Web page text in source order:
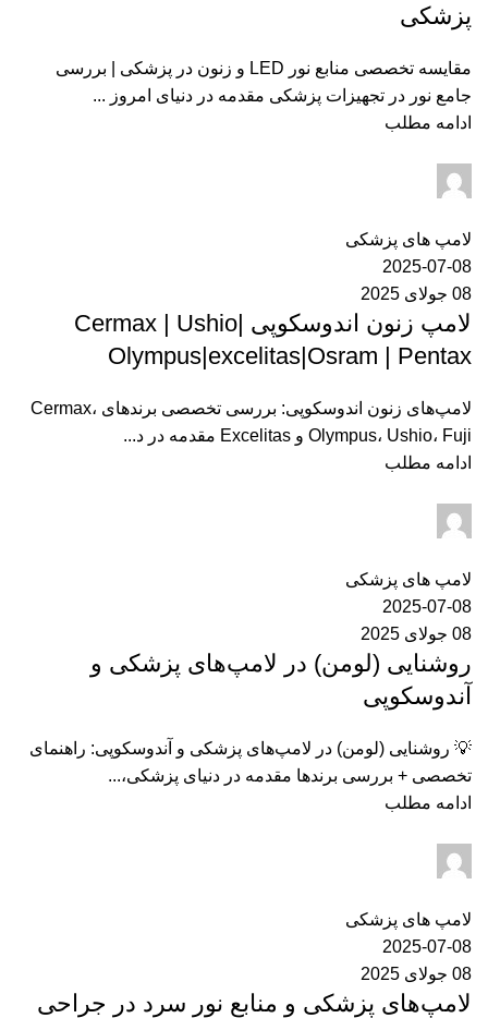
پزشکی
مقایسه تخصصی منابع نور LED و زنون در پزشکی | بررسی
جامع نور در تجهیزات پزشکی مقدمه در دنیای امروز ...
ادامه مطلب
لامپ های پزشکی
2025-07-08
08 جولای 2025
لامپ زنون اندوسکوپی Cermax | Ushio|
Olympus|excelitas|Osram | Pentax
لامپ‌های زنون اندوسکوپی: بررسی تخصصی برندهای Cermax،
Olympus، Ushio، Fuji و Excelitas مقدمه در د...
ادامه مطلب
لامپ های پزشکی
2025-07-08
08 جولای 2025
روشنایی (لومن) در لامپ‌های پزشکی و
آندوسکوپی
💡 روشنایی (لومن) در لامپ‌های پزشکی و آندوسکوپی: راهنمای
تخصصی + بررسی برندها مقدمه در دنیای پزشکی،...
ادامه مطلب
لامپ های پزشکی
2025-07-08
08 جولای 2025
لامپ‌های پزشکی و منابع نور سرد در جراحی